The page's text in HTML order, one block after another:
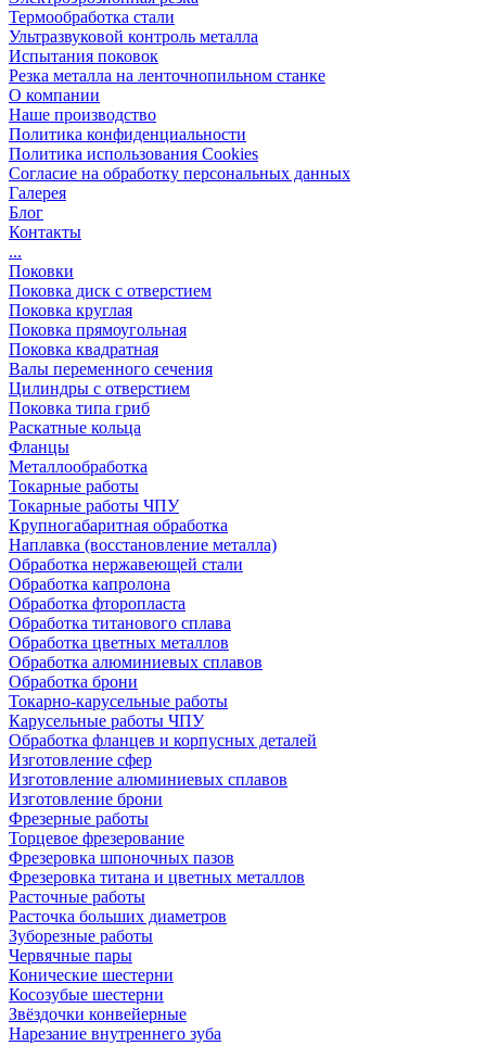
Термообработка стали
Ультразвуковой контроль металла
Испытания поковок
Резка металла на ленточнопильном станке
О компании
Наше производство
Политика конфиденциальности
Политика использования Cookies
Согласие на обработку персональных данных
Галерея
Блог
Контакты
...
Поковки
Поковка диск с отверстием
Поковка круглая
Поковка прямоугольная
Поковка квадратная
Валы переменного сечения
Цилиндры с отверстием
Поковка типа гриб
Раскатные кольца
Фланцы
Металлообработка
Токарные работы
Токарные работы ЧПУ
Крупногабаритная обработка
Наплавка (восстановление металла)
Обработка нержавеющей стали
Обработка капролона
Обработка фторопласта
Обработка титанового сплава
Обработка цветных металлов
Обработка алюминиевых сплавов
Обработка брони
Токарно-карусельные работы
Карусельные работы ЧПУ
Обработка фланцев и корпусных деталей
Изготовление сфер
Изготовление алюминиевых сплавов
Изготовление брони
Фрезерные работы
Торцевое фрезерование
Фрезеровка шпоночных пазов
Фрезеровка титана и цветных металлов
Расточные работы
Расточка больших диаметров
Зуборезные работы
Червячные пары
Конические шестерни
Косозубые шестерни
Звёздочки конвейерные
Нарезание внутреннего зуба